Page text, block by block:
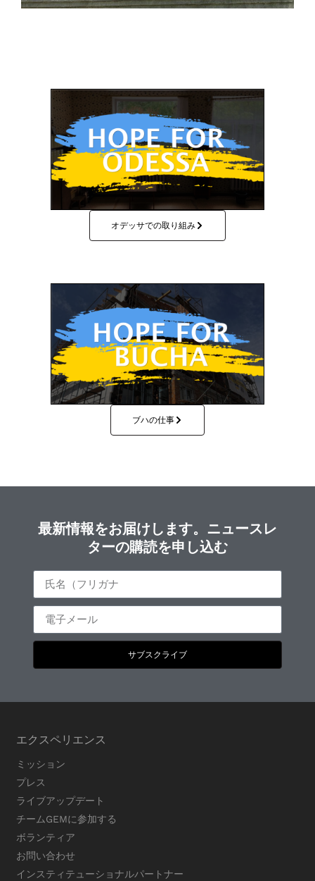
オデッサでの取り組み
ブハの仕事
最新情報をお届けします。ニュースレ
ターの購読を申し込む
サブスクライブ
エクスペリエンス
ミッション
プレス
ライブアップデート
チームGEMに参加する
ボランティア
お問い合わせ
インスティテューショナルパートナー